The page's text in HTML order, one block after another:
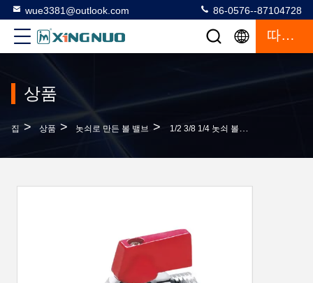
wue3381@outlook.com 86-0576--87104728
따옴표
상품
집 > 상품 > 놋쇠로 만든 볼 밸브 > 1/2 3/8 1/4 놋쇠 볼 밸브 크롬은 알루미늄 핸들로 도금했습니다